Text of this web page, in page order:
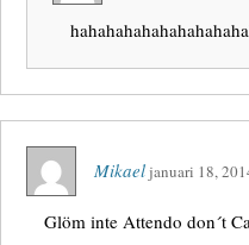
Mikaeljanuari 18,
Glöm inte Attendo don´t